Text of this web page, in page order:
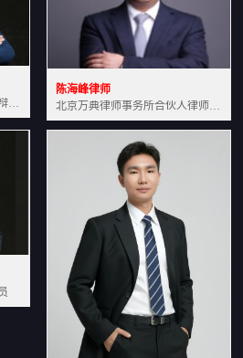
全国知名土地拆迁律师、刑事辩护律师北京万典律师事务所主任中国法学会会员北京市行政法研究会理事
陈海峰律师
北京万典律师事务所合伙人律师土地房产专业资深律师